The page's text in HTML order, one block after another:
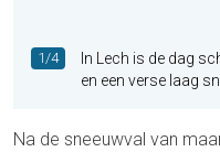
1/4
In Lech is de dag
en een verse laag
Na de sneeuwval van